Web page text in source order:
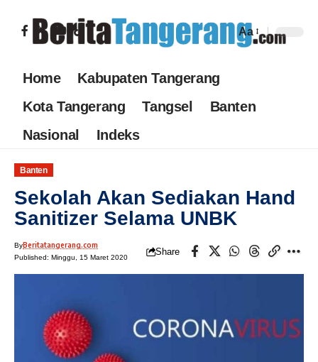
Aa
Home
Kabupaten Tangerang
Kota Tangerang
Tangsel
Banten
Nasional
Indeks
Banten
Sekolah Akan Sediakan Hand
Sanitizer Selama UNBK
ByBeritatangerang.com
Published: Minggu, 15 Maret 2020
Share